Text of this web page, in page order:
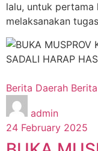
lalu, untuk pertama
melaksanakan
Berita Daerah
admin
24 February 2025